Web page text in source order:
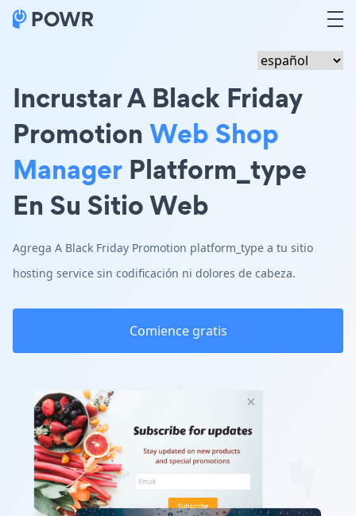
Incrustar A Black Friday
PromotionWeb Shop
Manager Platform_type
En Su Sitio Web
Agrega A Black Friday Promotion platform_type a tu sitio
hosting service sin codificación ni dolores de cabeza.
Comience gratis